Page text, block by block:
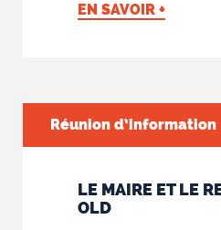
EN SAVOIR +
LE MAIRE ET LE
OLD
Réunion d’information